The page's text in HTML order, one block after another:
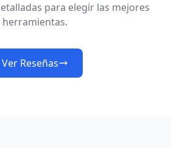
para elegir las mejores
herramientas.
Ver Reseñas